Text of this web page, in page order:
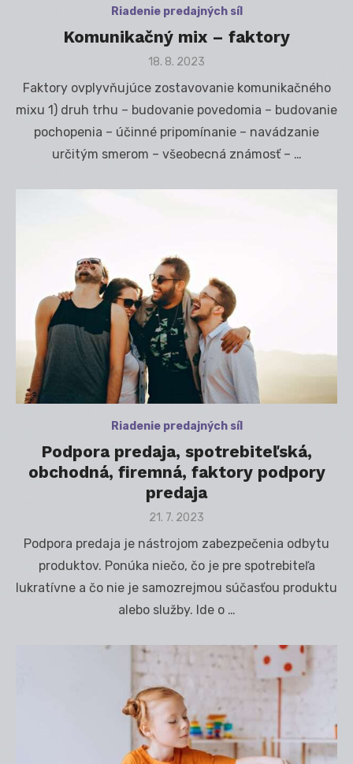
Riadenie predajných síl
Komunikačný mix – faktory
Posted
18. 8. 2023
Faktory ovplyvňujúce zostavovanie komunikačného
mixu 1) druh trhu – budovanie povedomia – budovanie
pochopenia – účinné pripomínanie – navádzanie
určitým smerom – všeobecná známosť – …
Riadenie predajných síl
Podpora predaja, spotrebiteľská,
obchodná, firemná, faktory podpory
predaja
Posted
21. 7. 2023
Podpora predaja je nástrojom zabezpečenia odbytu
produktov. Ponúka niečo, čo je pre spotrebiteľa
lukratívne a čo nie je samozrejmou súčasťou produktu
alebo služby. Ide o …